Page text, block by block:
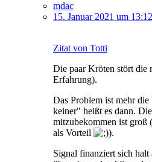
mdac
15. Januar 2021 um 13:12
Zitat von Totti
Die paar Kröten stört die
Erfahrung).
Das Problem ist mehr
keiner" heißt es dann.
mitzubekommen ist groß
als Vorteil
).
Signal finanziert sich halt